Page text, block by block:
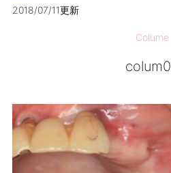
2018/07/11更新
Colume